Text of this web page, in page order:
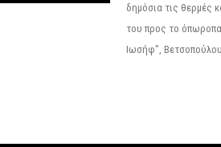
δημόσια τις θερμές
του προς το
Ιωσήφ",